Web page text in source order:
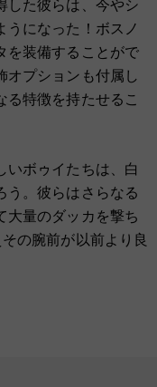
した彼らは、今やシ
うになった！ボスノ
を装備することがで
オプションも付属し
特徴を持たせるこ
いボゥイたちは、白
う。彼らはさらなる
大量のダッカを撃ち
の腕前が以前より良